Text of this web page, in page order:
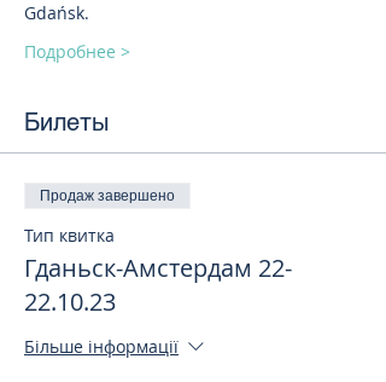
Gdańsk.
Подробнее >
Билеты
Продаж завершено
Тип квитка
Гданьск-Амстердам 22-
22.10.23
Більше інформації